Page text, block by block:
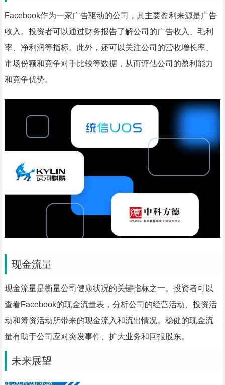
Facebook作为一家广告驱动的公司，其主要盈利来源是广告
收入。投资者可以通过财务报告了解公司的广告收入、毛利
率、净利润等指标。此外，还可以关注公司的营收增长率、
市场份额和竞争对手比较等数据，从而评估公司的盈利能力
和竞争优势。
现金流量
现金流量是衡量公司健康状况的关键指标之一。投资者可以
查看Facebook的现金流量表，分析公司的经营活动、投资活
动和筹资活动所带来的现金流入和流出情况。稳健的现金流
量有助于公司应对突发事件、扩大业务和回报股东。
未来展望